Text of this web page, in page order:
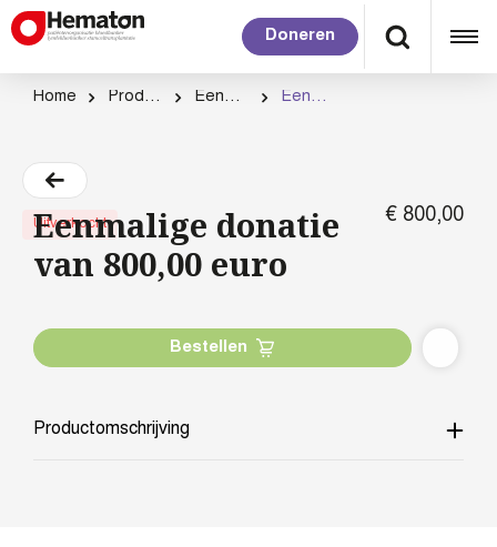
Doneren
Home Productcategorie Eenmalig doneren Eenmalige donatie van 800,00 euro
Uitverkocht
Eenmalige donatie
van 800,00 euro
€ 800,00
Bestellen
Productomschrijving